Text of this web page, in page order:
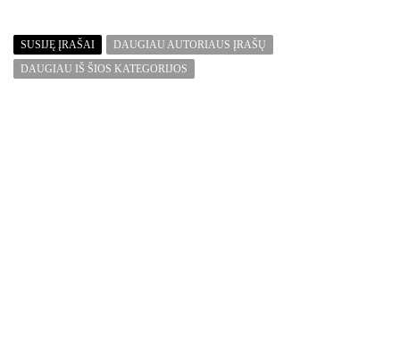
SUSIJĘ ĮRAŠAI
DAUGIAU AUTORIAUS ĮRAŠŲ
DAUGIAU IŠ ŠIOS KATEGORIJOS